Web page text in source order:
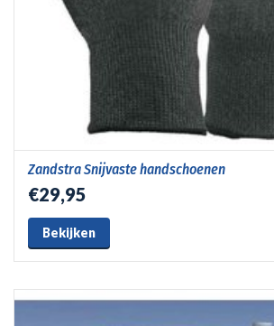
Zandstra Snijvaste handschoenen
€29,95
Bekijken